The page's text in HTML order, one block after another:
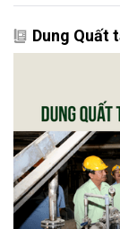
Dung Quất